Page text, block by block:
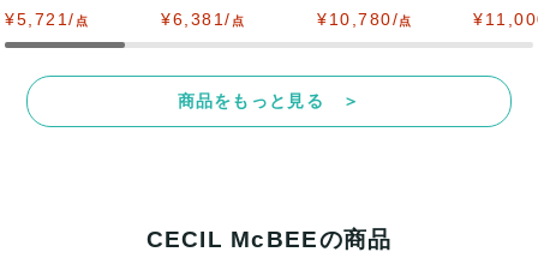
万が一、購入後に偽造品等が発覚しましたら、返品・返金に
決済方法
フリル 未使...
¥5,721/ 点
ツ トップス ...
¥6,381/ 点
ースリーブ ...
¥10,780/点
ボトム
商品をもっと見る ＞
CECIL McBEEの商品